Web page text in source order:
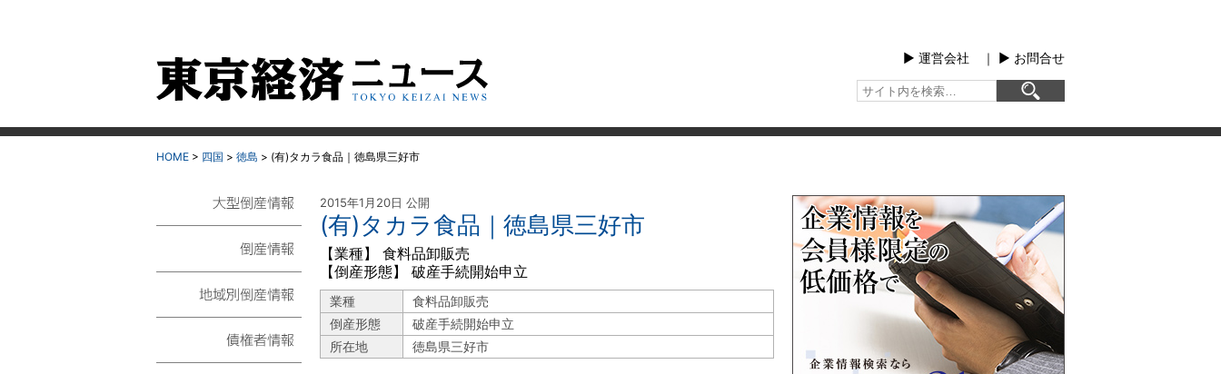
▶︎ 運営会社 ｜ ▶︎ お問合せ
HOME > 四国 > 徳島 > (有)タカラ食品｜徳島県三好市
2015年1月20日 公開
(有)タカラ食品｜徳島県三好市
【業種】 食料品卸販売
【倒産形態】 破産手続開始申立
業種
食料品卸販売
倒産形態
破産手続開始申立
所在地
徳島県三好市